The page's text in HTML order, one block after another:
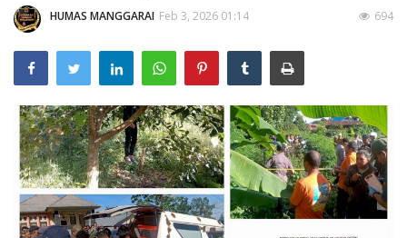
Reskrim
Lantas
Giat Ops
Polisi Kita
Mitra Polisi
HUMAS MANGGARAI Feb 3, 2026 01:14 694